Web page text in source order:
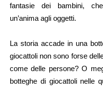
fantasie dei bambini,
un’anima agli oggetti.
La storia accade in una
giocattoli non sono forse
come delle persone? O
botteghe di giocattoli nelle